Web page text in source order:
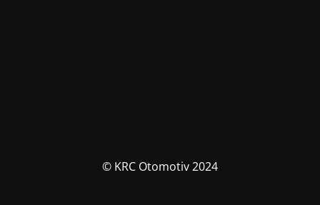
© KRC Otomotiv 2024